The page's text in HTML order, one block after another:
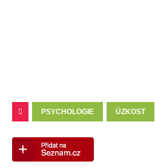
PSYCHOLOGIE ÚZKOST